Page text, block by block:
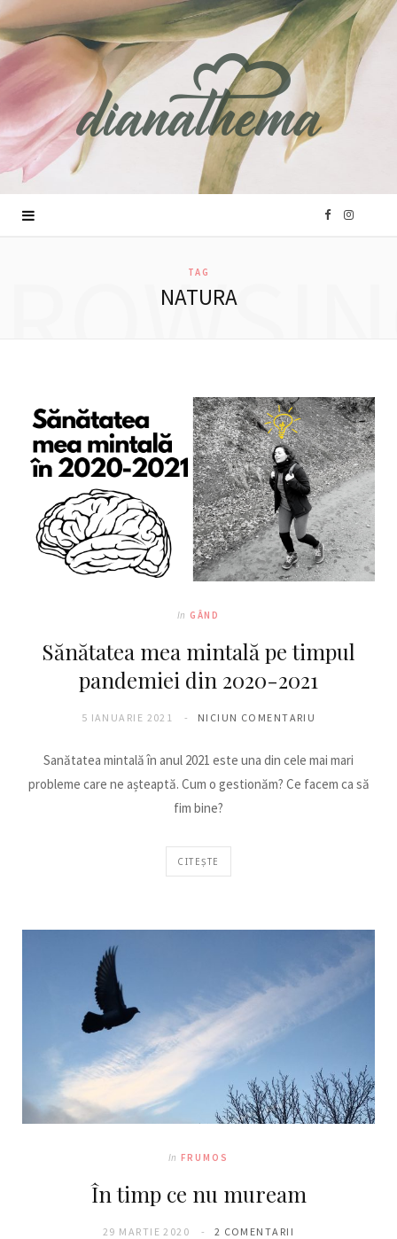
F
o
o
k
I
g
r
a
m
TAG
NATURA
In GÂND
Sănătatea mea mintală pe timpul
pandemiei din 2020-2021
5 IANUARIE 2021 NICIUN COMENTARIU
Sanătatea mintală în anul 2021 este una din cele mai mari
probleme care ne așteaptă. Cum o gestionăm? Ce facem ca să
fim bine?
CITEȘTE
In FRUMOS
În timp ce nu muream
29 MARTIE 2020 2 COMENTARII